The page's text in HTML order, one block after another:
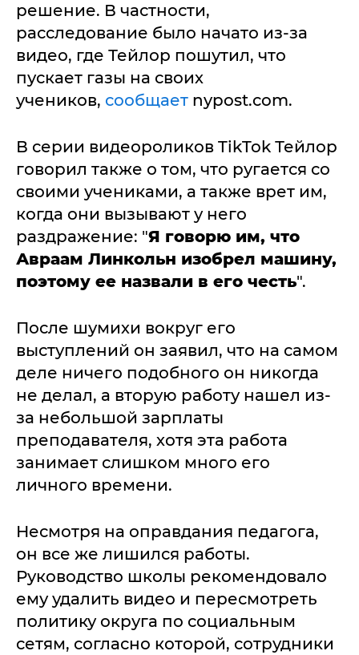
решение. В частности,
расследование было начато из-за
видео, где Тейлор пошутил, что
пускает газы на своих
учеников, сообщает nypost.com.
В серии видеороликов TikTok Тейлор
говорил также о том, что ругается со
своими учениками, а также врет им,
когда они вызывают у него
раздражение: "Я говорю им, что
Авраам Линкольн изобрел машину,
поэтому ее назвали в его честь".
После шумихи вокруг его
выступлений он заявил, что на самом
деле ничего подобного он никогда
не делал, а вторую работу нашел из-
за небольшой зарплаты
преподавателя, хотя эта работа
занимает слишком много его
личного времени.
Несмотря на оправдания педагога,
он все же лишился работы.
Руководство школы рекомендовало
ему удалить видео и пересмотреть
политику округа по социальным
сетям, согласно которой, сотрудники